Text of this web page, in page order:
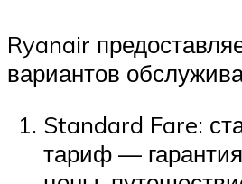
Ryanair
вариантов
Standard Fare:
тариф —